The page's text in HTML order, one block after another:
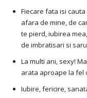
Fiecare fata isi
afara de mine, de
te pierd, iubirea
de imbratisari si
La multi ani, sexy!
arata aproape la fel
Iubire, fericire,